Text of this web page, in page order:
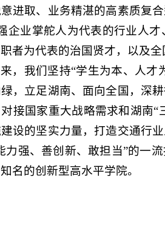
进取、业务精湛的高素质复
企业掌舵人为代表的行业人
者为代表的治国贤才，以及
，我们坚持“学生为本、人才
，立足湖南、面向全国，深
接国家重大战略需求和湖南“
设的坚实力量，打造交通行
力强、善创新、敢担当”的一
名的创新型高水平学院。